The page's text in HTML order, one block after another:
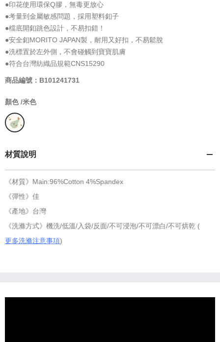
●印花使用環保Q膠，無毒更放心
●考量到金屬敏感問題，採用塑料釦子
●檔底開釦跳色設計，不易扣錯！
●安全釦MORITO JAPAN製，耐用又好扣，不易鬆脫
●洗標置於左外側，不會碰觸到寶寶肌膚
●符合台灣紡織品規範CNS15290
商品編號：B101241731
顏色 /米色
材質說明
《材質》Main:96%Cotton 4%Spandex
《彈性》佳
《產地》台灣
《洗滌方式》機洗/低溫/入袋/反面/不可浸泡/不可漂白/不可烘乾 (
更多洗滌注意事項)